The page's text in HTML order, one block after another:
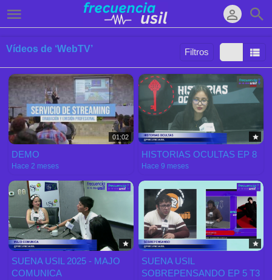
Filtros
Vídeos de ‘WebTV’
Ordenar por:
Resultados/Pág.:
01:02
DEMO
Hace 2 meses
HISTORIAS OCULTAS EP 8
Hace 9 meses
SUENA USIL 2025 - MAJO
COMUNICA
SUENA USIL
SOBREPENSANDO EP 5 T3